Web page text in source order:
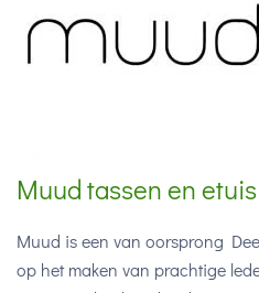
Muud tassen en etuis
Muud is een van oorsprong
op het maken van prachtige